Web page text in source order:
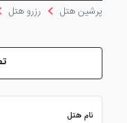
پرشین هتل رزرو هتل
نام هتل